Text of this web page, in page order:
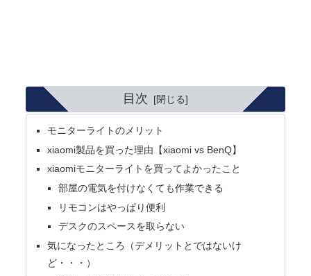
目次
モニターライトのメリット
xiaomi製品を買った理由【xiaomi vs BenQ】
xiaomiモニターライトを買ってよかったこと
部屋の電気を付けなくても作業できる
リモコンはやっぱり便利
デスクのスペースを取らない
気になったところ（デメリットとではないけ
ど・・・）